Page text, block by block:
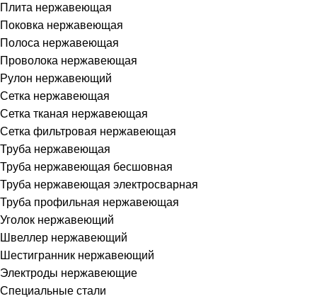
Плита нержавеющая
Поковка нержавеющая
Полоса нержавеющая
Проволока нержавеющая
Рулон нержавеющий
Сетка нержавеющая
Сетка тканая нержавеющая
Сетка фильтровая нержавеющая
Труба нержавеющая
Труба нержавеющая бесшовная
Труба нержавеющая электросварная
Труба профильная нержавеющая
Уголок нержавеющий
Швеллер нержавеющий
Шестигранник нержавеющий
Электроды нержавеющие
Специальные стали